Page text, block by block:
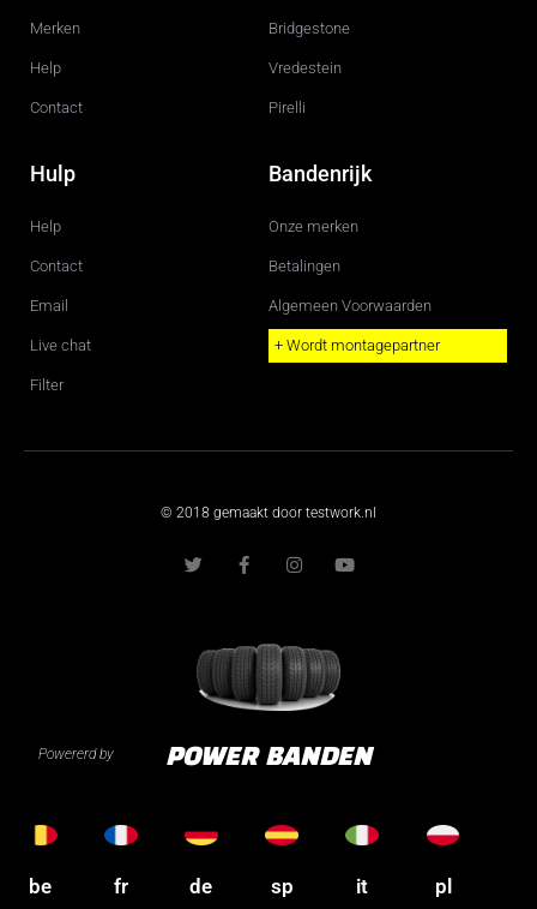
Merken
Help
Contact
Bridgestone
Vredestein
Pirelli
Hulp
Help
Contact
Email
Live chat
Filter
Bandenrijk
Onze merken
Betalingen
Algemeen Voorwaarden
+ Wordt montagepartner
© 2018 gemaakt door testwork.nl
w
i
a
c
o
k
-
f
n
s
r
a
m
o
u
Powererd by POWER BANDEN
be fr de sp it pl